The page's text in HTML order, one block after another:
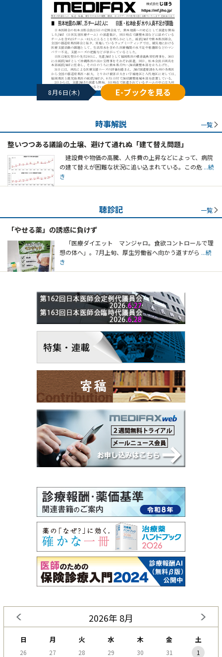
8月6日(木) E-ブックを見る
時事解説 一覧
整いつつある議論の土壌、避けて通れぬ「建て替え問題」
建設費や物価の高騰、人件費の上昇などによって、病院
の建て替えが困難な状況に追い込まれている。この危 ...続
き
聴診記 一覧
「やせる薬」の誘惑に負けず
「医療ダイエット マンジャロ。食欲コントロールで理
想の体へ」。7月上旬、厚生労働省へ向かう道すがら ...続
き
2026年 8月
日 月 火 水 木 金 土
26 27 28 29 30 31
1